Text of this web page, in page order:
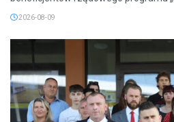
2026-08-09